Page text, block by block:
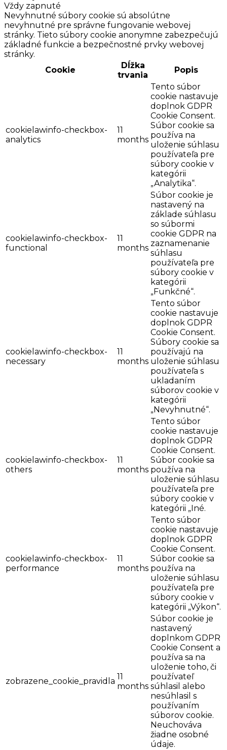
Vždy zapnuté
Nevyhnutné súbory cookie sú absolútne
nevyhnutné pre správne fungovanie webovej
stránky. Tieto súbory cookie anonymne zabezpečujú
základné funkcie a bezpečnostné prvky webovej
stránky.
Cookie
Dĺžka
trvania
Popis
cookielawinfo-checkbox-
analytics
11
months
Tento súbor
cookie nastavuje
doplnok GDPR
Cookie Consent.
Súbor cookie sa
používa na
uloženie súhlasu
používateľa pre
súbory cookie v
kategórii
„Analytika“.
cookielawinfo-checkbox-
functional
11
months
Súbor cookie je
nastavený na
základe súhlasu
so súbormi
cookie GDPR na
zaznamenanie
súhlasu
používateľa pre
súbory cookie v
kategórii
„Funkčné“.
cookielawinfo-checkbox-
necessary
11
months
Tento súbor
cookie nastavuje
doplnok GDPR
Cookie Consent.
Súbory cookie sa
používajú na
uloženie súhlasu
používateľa s
ukladaním
súborov cookie v
kategórii
„Nevyhnutné“.
cookielawinfo-checkbox-
others
11
months
Tento súbor
cookie nastavuje
doplnok GDPR
Cookie Consent.
Súbor cookie sa
používa na
uloženie súhlasu
používateľa pre
súbory cookie v
kategórii „Iné.
cookielawinfo-checkbox-
performance
11
months
Tento súbor
cookie nastavuje
doplnok GDPR
Cookie Consent.
Súbor cookie sa
používa na
uloženie súhlasu
používateľa pre
súbory cookie v
kategórii „Výkon“.
zobrazene_cookie_pravidla 11
months
Súbor cookie je
nastavený
doplnkom GDPR
Cookie Consent a
používa sa na
uloženie toho, či
používateľ
súhlasil alebo
nesúhlasil s
používaním
súborov cookie.
Neuchováva
žiadne osobné
údaje.